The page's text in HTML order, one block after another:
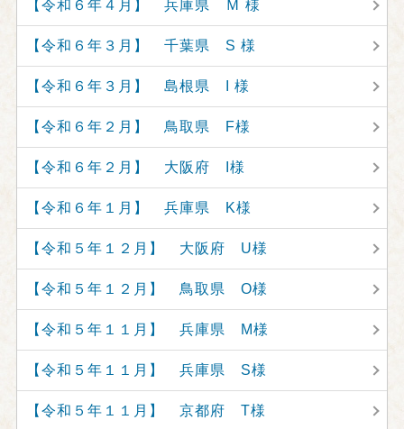
【令和６年４月】 兵庫県 Ｍ 様
【令和６年３月】 千葉県 S 様
【令和６年３月】 島根県 I 様
【令和６年２月】 鳥取県 F様
【令和６年２月】 大阪府 I様
【令和６年１月】 兵庫県 K様
【令和５年１２月】 大阪府 U様
【令和５年１２月】 鳥取県 O様
【令和５年１１月】 兵庫県 M様
【令和５年１１月】 兵庫県 S様
【令和５年１１月】 京都府 T様